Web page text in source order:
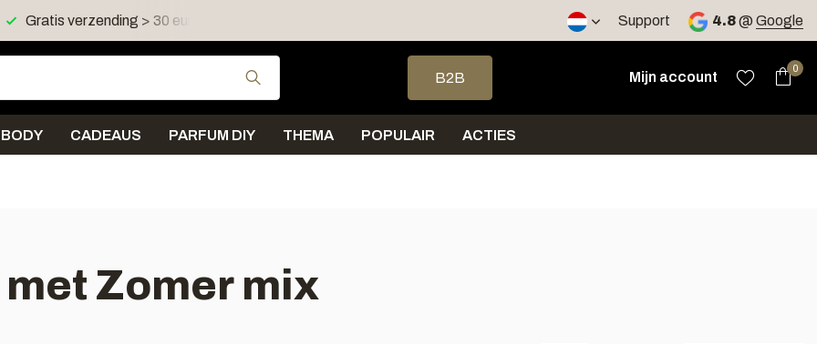
Gratis verzending > 30 euro in NL en BE Support 4.8@ Google
Gebruik de pijltjes op en neer om een beschikbaar resultaat te selecteren. Druk
B2B
Mijn account
0
BODY CADEAUS PARFUM DIY THEMA POPULAIR ACTIES
Zomer mix